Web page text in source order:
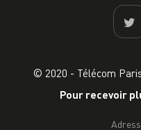
© 2020 - Télécom
Pour recevoir